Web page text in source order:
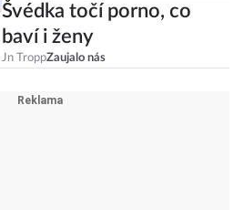
Švédka točí porno, co
baví i ženy
Jn TroppZaujalo nás